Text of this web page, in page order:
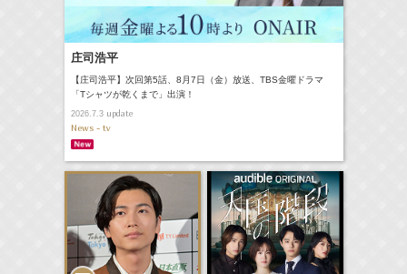
庄司浩平
【庄司浩平】次回第5話、8月7日（金）放送、TBS金曜ドラマ
「Tシャツが乾くまで」出演！
2026.7.3update
News - tv